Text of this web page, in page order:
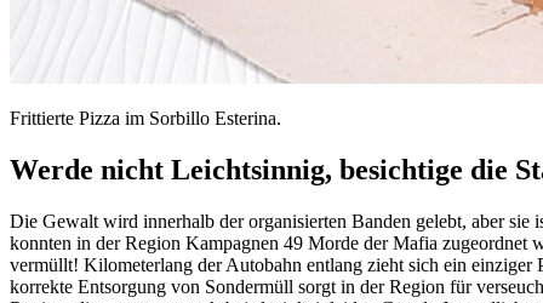
Frittierte Pizza im Sorbillo Esterina.
Werde nicht Leichtsinnig, besichtige die
Die Gewalt wird innerhalb der organisierten Banden gelebt, aber sie
konnten in der Region Kampagnen 49 Morde der Mafia zugeordnet
vermüllt! Kilometerlang der Autobahn entlang zieht sich ein
korrekte Entsorgung von Sondermüll sorgt in der Region für